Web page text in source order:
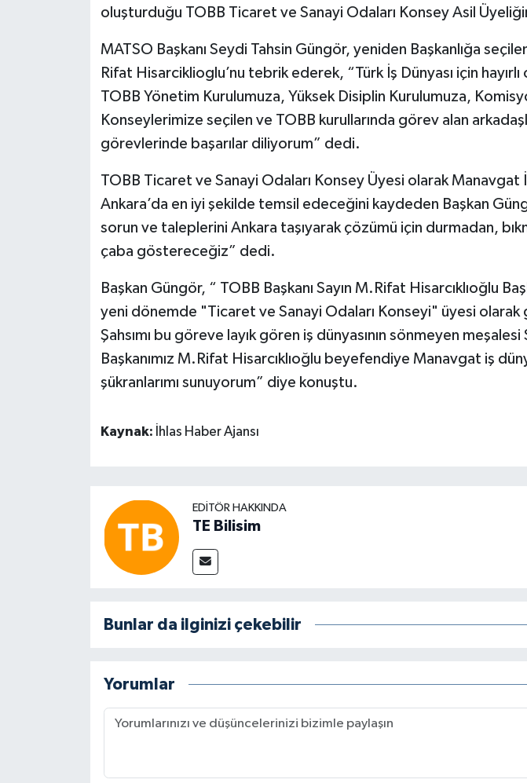
oluşturduğu TOBB Ticaret ve Sanayi Odaları Konsey Asil
MATSO Başkanı Seydi Tahsin Güngör, yeniden Başkanlığa
Rifat Hisarciklioglu’nu tebrik ederek, “Türk İş Dünyası için hayırlı
TOBB Yönetim Kurulumuza, Yüksek Disiplin Kurulumuza,
Konseylerimize seçilen ve TOBB kurullarında görev alan
görevlerinde başarılar diliyorum” dedi.
TOBB Ticaret ve Sanayi Odaları Konsey Üyesi olarak Manavgat
Ankara’da en iyi şekilde temsil edeceğini kaydeden Başkan
sorun ve taleplerini Ankara taşıyarak çözümü için durmadan,
çaba göstereceğiz” dedi.
Başkan Güngör, “ TOBB Başkanı Sayın M.Rifat Hisarcıklıoğlu
yeni dönemde "Ticaret ve Sanayi Odaları Konseyi" üyesi
Şahsımı bu göreve layık gören iş dünyasının sönmeyen
Başkanımız M.Rifat Hisarcıklıoğlu beyefendiye Manavgat iş
şükranlarımı sunuyorum” diye konuştu.
Kaynak: İhlas Haber Ajansı
EDITÖR HAKKINDA
TE Bilisim
Bunlar da ilginizi çekebilir
Yorumlar